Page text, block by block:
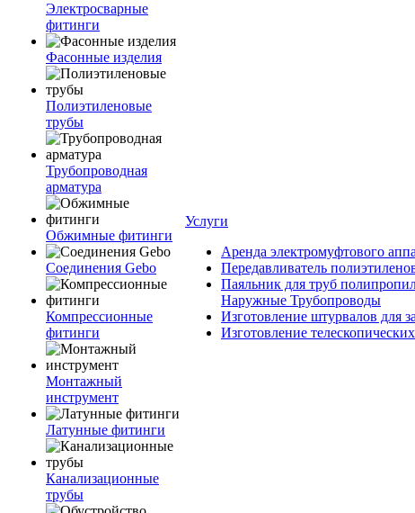
Электросварные
фитинги
Фасонные изделия
Полиэтиленовые
трубы
Трубопроводная
арматура
Обжимные фитинги
Соединения Gebo
Компрессионные
фитинги
Монтажный
инструмент
Латунные фитинги
Канализационные
трубы
Услуги
Аренда электромуфтового
Передавливатель
Паяльник для труб
Наружные Трубопроводы
Изготовление штурвалов для
Изготовление